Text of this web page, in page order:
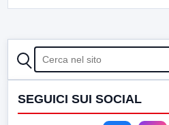
CERCA
SEGUICI SUI SOCIAL